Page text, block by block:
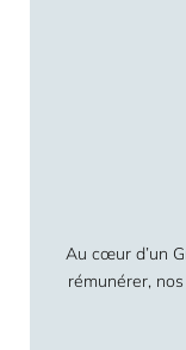
Au cœur d’un
rémunérer,